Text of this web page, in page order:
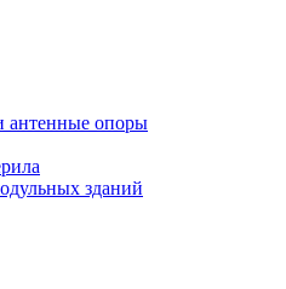
антенные опоры
зданий